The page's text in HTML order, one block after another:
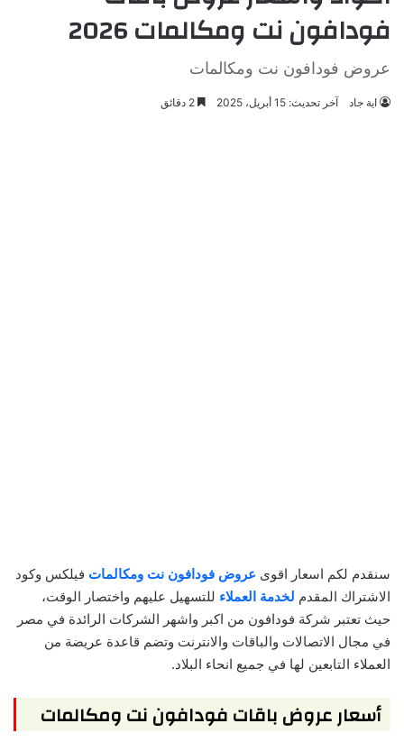
فودافون نت ومكالمات 2026
عروض فودافون نت ومكالمات
اية جاد آخر تحديث: 15 أبريل، 2025
سنقدم لكم اسعار اقوى عروض فودافون نت ومكالمات فيلكس وكود
الاشتراك المقدم لخدمة العملاء للتسهيل عليهم واختصار الوقت،
حيث تعتبر شركة فودافون من اكبر واشهر الشركات الرائدة في مصر
في مجال الاتصالات والباقات والانترنت وتضم قاعدة عريضة من
العملاء التابعين لها في جميع انحاء البلاد.
أسعار عروض باقات فودافون نت ومكالمات